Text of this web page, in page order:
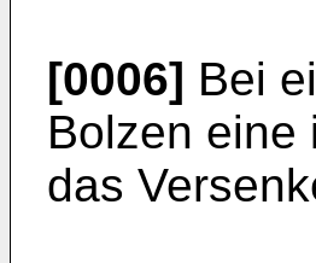
[0006] Bei
Bolzen eine
das